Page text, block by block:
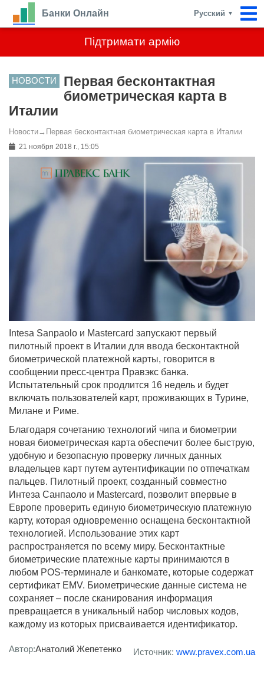
Підтримати армію
Банки Онлайн Русский ▼
НОВОСТИ
Первая бесконтактная
биометрическая карта в
Италии
Новости→ Первая бесконтактная биометрическая карта в Италии
21 ноября 2018 г., 15:05
Intesa Sanpaolo и Mastercard запускают первый
пилотный проект в Италии для ввода бесконтактной
биометрической платежной карты, говорится в
сообщении пресс-центра Правэкс банка.
Испытательный срок продлится 16 недель и будет
включать пользователей карт, проживающих в Турине,
Милане и Риме.
Благодаря сочетанию технологий чипа и биометрии
новая биометрическая карта обеспечит более быструю,
удобную и безопасную проверку личных данных
владельцев карт путем аутентификации по отпечаткам
пальцев. Пилотный проект, созданный совместно
Интеза Санпаоло и Mastercard, позволит впервые в
Европе проверить единую биометрическую платежную
карту, которая одновременно оснащена бесконтактной
технологией. Использование этих карт
распространяется по всему миру. Бесконтактные
биометрические платежные карты принимаются в
любом POS-терминале и банкомате, которые содержат
сертификат EMV. Биометрические данные система не
сохраняет – после сканирования информация
превращается в уникальный набор числовых кодов,
каждому из которых присваивается идентификатор.
Автор:Анатолий Жепетенко Источник: www.pravex.com.ua